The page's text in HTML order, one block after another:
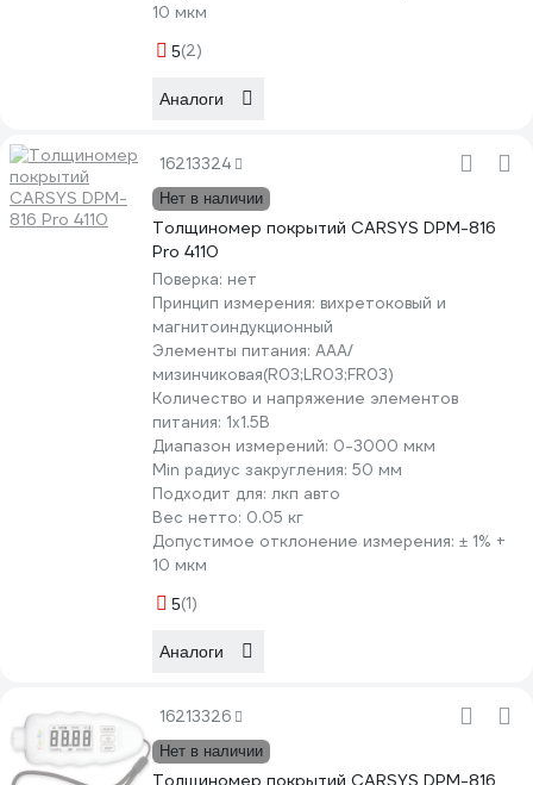
10 мкм
5(2)
Аналоги
16213324
Нет в наличии
Толщиномер покрытий CARSYS DPM-816
Pro 4110
Поверка: нет
Принцип измерения: вихретоковый и
магнитоиндукционный
Элементы питания: AAA/
мизинчиковая(R03;LR03;FR03)
Количество и напряжение элементов
питания: 1х1.5B
Диапазон измерений: 0-3000 мкм
Min радиус закругления: 50 мм
Подходит для: лкп авто
Вес нетто: 0.05 кг
Допустимое отклонение измерения: ± 1% +
10 мкм
5(1)
Аналоги
16213326
Нет в наличии
Толщиномер покрытий CARSYS DPM-816